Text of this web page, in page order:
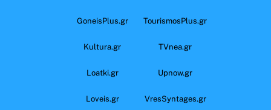
GoneisPlus.gr TourismosPlus.gr
Kultura.gr TVnea.gr
Loatki.gr Upnow.gr
Loveis.gr VresSyntages.gr